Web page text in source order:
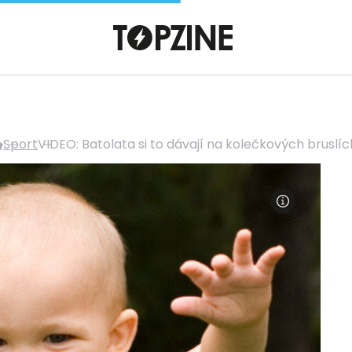
SportVIDEO: Batolata si to dávají na kolečkových